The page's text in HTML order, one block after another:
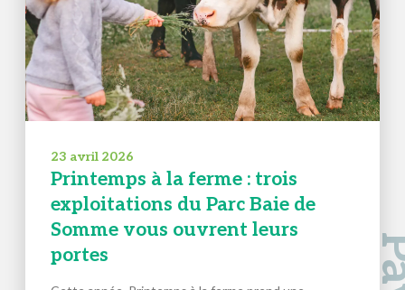
23 avril 2026
Printemps à la ferme : trois
exploitations du Parc Baie de
Somme vous ouvrent leurs
portes